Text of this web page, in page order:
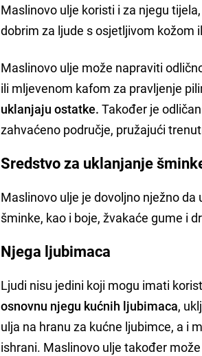
Maslinovo ulje koristi i za njegu
dobrim za ljude s osjetljivom kožom
Maslinovo ulje može napraviti
ili mljevenom kafom za pravljenje
uklanjaju ostatke. Također je
zahvaćeno područje, pružajući
Sredstvo za uklanjanje
Maslinovo ulje je dovoljno nježno
šminke, kao i boje, žvakaće gume i
Njega ljubimaca
Ljudi nisu jedini koji mogu imati
osnovnu njegu kućnih ljubimaca,
ulja na hranu za kućne ljubimce, a i
ishrani. Maslinovo ulje također